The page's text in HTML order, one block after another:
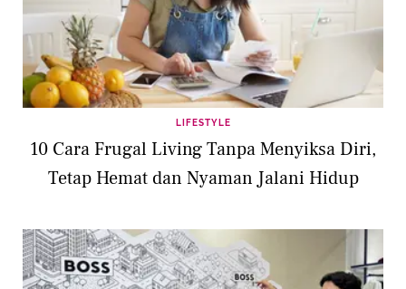
LIFESTYLE
10 Cara Frugal Living Tanpa Menyiksa Diri,
Tetap Hemat dan Nyaman Jalani Hidup